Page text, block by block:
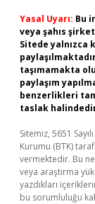
Yasal Uyarı: Bu
veya şahıs
Sitede yalnızca
taşımamakta
paylaşım
benzerlikleri
taslak
Sitemiz, 5651
Kurumu (BTK)
vermektedir. Bu
veya araştırma
yazdıkları
bu sorumluluğu